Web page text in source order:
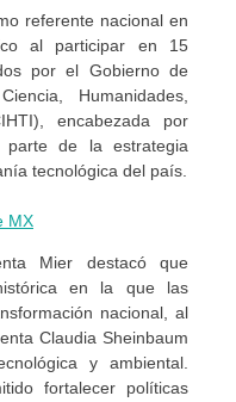
referente nacional en
al participar en 15
por el Gobierno de
Humanidades,
encabezada por
parte de la estrategia
tecnológica del país.
Mier destacó que
en la que las
nacional, al
Claudia Sheinbaum
y ambiental.
fortalecer políticas